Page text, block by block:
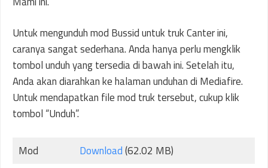
Untuk mengunduh mod Bussid untuk truk Canter ini,
caranya sangat sederhana. Anda hanya perlu mengklik
tombol unduh yang tersedia di bawah ini. Setelah itu,
Anda akan diarahkan ke halaman unduhan di Mediafire.
Untuk mendapatkan file mod truk tersebut, cukup klik
tombol “Unduh”.
Mod Download(62.02 MB)